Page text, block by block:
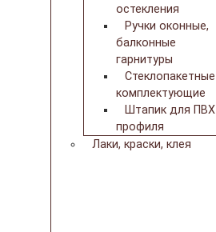
остекления
Ручки оконные,
балконные
гарнитуры
Стеклопакетные
комплектующие
Штапик для ПВХ
профиля
Лаки, краски, клея